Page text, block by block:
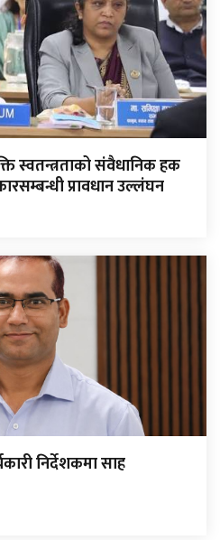
स्वतन्त्रताको संवैधानिक हक
प्रावधान उल्लंघन
निर्देशकमा साह